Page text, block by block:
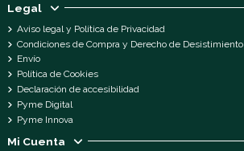
Legal
Aviso legal y Política de Privacidad
Condiciones de Compra y Derecho de Desistimiento
Envío
Política de Cookies
Declaración de accesibilidad
Pyme Digital
Pyme Innova
Mi Cuenta